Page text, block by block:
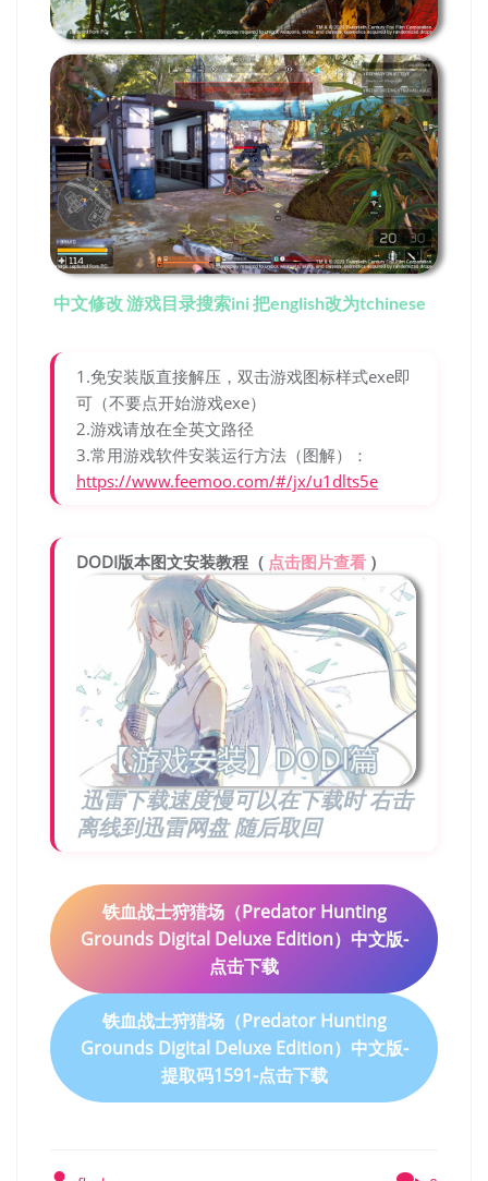
中文修改 游戏目录搜索ini 把english改为tchinese
1.免安装版直接解压，双击游戏图标样式exe即
可（不要点开始游戏exe）
2.游戏请放在全英文路径
3.常用游戏软件安装运行方法（图解）：
https://www.feemoo.com/#/jx/u1dlts5e
DODI版本图文安装教程（ 点击图片查看 ）
迅雷下载速度慢可以在下载时 右击
离线到迅雷网盘 随后取回
铁血战士狩猎场（Predator Hunting
Grounds Digital Deluxe Edition）中文版-
点击下载
铁血战士狩猎场（Predator Hunting
Grounds Digital Deluxe Edition）中文版-
提取码1591-点击下载